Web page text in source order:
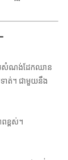
យសំណង់ដែកឈាន
ាត់។ ជាមួយនឹង
ខ្ពស់។